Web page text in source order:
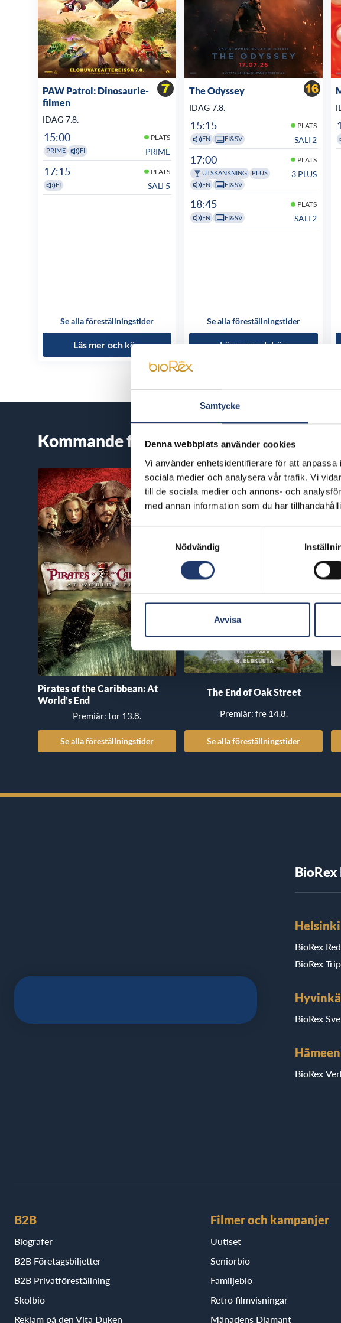
Samtycke
Denna webbplats använder cookies
Vi använder enhetsidentifierare för att
sociala medier och analysera vår trafik. Vi
till de sociala medier och annons- och
med annan information som du har
Nödvändig
Avvisa
PAW Patrol: Dinosaurie-
filmen
IDAG 7.8.
15:00 PLATS
PRIME FI PRIME
17:15 PLATS
FI SALI 5
Se alla föreställningstider
Läs mer och köp
The Odyssey
IDAG 7.8.
15:15 PLATS
EN FI&SV SALI 2
17:00 PLATS
UTSKÄNKNING
PLUS
EN
FI&SV
3 PLUS
18:45 PLATS
EN FI&SV SALI 2
Se alla föreställningstider
Läs mer och köp
Kommande filmer
Pirates of the Caribbean: At
World’s End
Premiär: tor 13.8.
Se alla föreställningstider
The End of Oak Street
Premiär: fre 14.8.
Se alla föreställningstider
Helsinki
BioRex
BioRex
BioRex
BioRex
B2B
Biografer
B2B Företagsbiljetter
B2B Privatföreställning
Skolbio
Reklam på den Vita Duken
Filmer och kampanjer
Uutiset
Seniorbio
Familjebio
Retro filmvisningar
Månadens Diamant